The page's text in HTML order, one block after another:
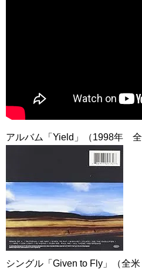
アルバム「Yield」（1998年 全
シングル「Given to Fly」（全米